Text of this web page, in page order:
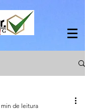
min de leitura